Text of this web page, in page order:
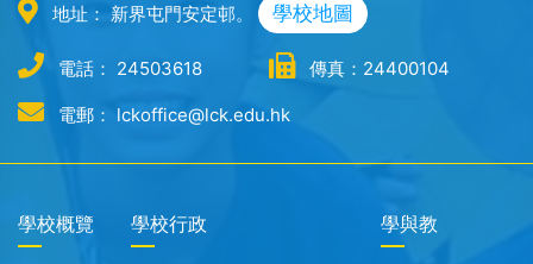
地址： 新界屯門安定邨。 學校地圖
電話： 24503618 傳真：24400104
電郵： lckoffice@lck.edu.hk
學校概覽 學校行政 學與教